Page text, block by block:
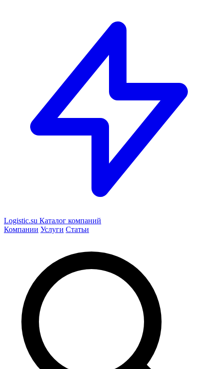
Logistic.su Каталог компаний
Компании Услуги Статьи